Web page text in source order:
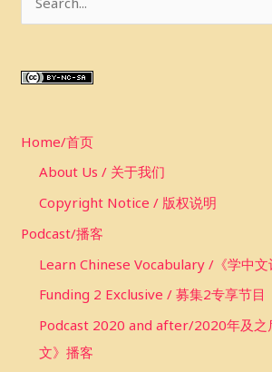
r
h
Home/首页
About Us / 关于我们
Copyright Notice / 版权说明
Podcast/播客
Learn Chinese Vocabulary /《学中文
Funding 2 Exclusive / 募集2专享节目
Podcast 2020 and after/2020年及之
文》播客